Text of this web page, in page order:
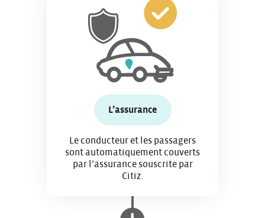
L’assurance
Le conducteur et les passagers
sont automatiquement couverts
par l’assurance souscrite par
Citiz.